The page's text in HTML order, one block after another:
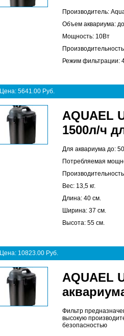
Производитель:
Объем аквариума:
Мощность: 10Вт
Режим фильтрации:
Цена: 5641.00 Руб.
AQUAEL
1500л/ч
Для аквариума до:
Потребляемая
Вес: 13,5 кг.
Длина: 40 см.
Ширина: 37 см.
Высота: 55 см.
Цена: 10823.00 Руб.
AQUAEL
Фильтр
высокую
безопасностью